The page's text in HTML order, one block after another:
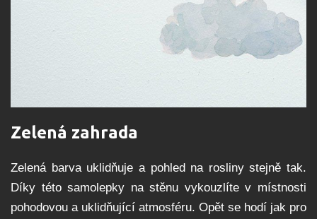
Zelená zahrada
Zelená barva uklidňuje a pohled na rosliny stejně tak.
Díky této samolepky na stěnu vykouzlíte v místnosti
pohodovou a uklidňující atmosféru. Opět se hodí jak pro